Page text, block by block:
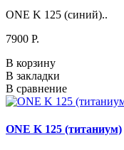
ONE K 125 (синий)..
7900 P.
В корзину
В закладки
В сравнение
ONE K 125 (титаниум)